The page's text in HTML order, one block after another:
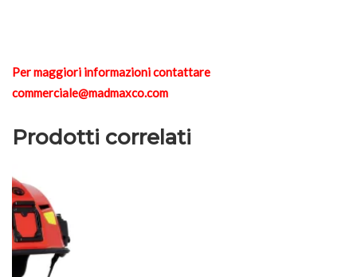
Per maggiori informazioni contattare
commerciale@madmaxco.com
Prodotti correlati